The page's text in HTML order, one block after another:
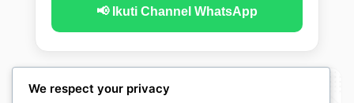
📢 Ikuti Channel WhatsApp
We respect your privacy